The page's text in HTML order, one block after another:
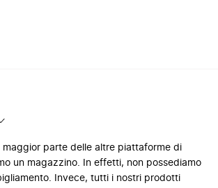
maggior parte delle altre piattaforme di
un magazzino. In effetti, non possediamo
Invece, tutti i nostri prodotti